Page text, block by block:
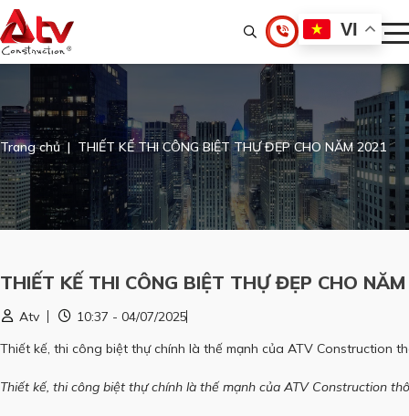
VI
Trang chủ THIẾT KẾ THI CÔNG BIỆT THỰ ĐẸP CHO NĂM 2021
THIẾT KẾ THI CÔNG BIỆT THỰ ĐẸP CHO
Atv
10:37 - 04/07/2025
Thiết kế, thi công biệt thự chính là thế mạnh của ATV Construction
Thiết kế, thi công biệt thự chính là thế mạnh của ATV Construction